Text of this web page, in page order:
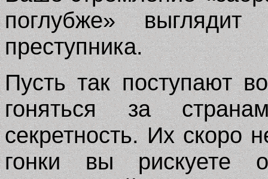
поглубже»
преступника.
Пусть так поступают
гоняться за
секретность. Их скоро
гонки вы рискуете